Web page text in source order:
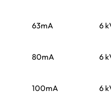
63mA 6
80mA 6
100mA 6